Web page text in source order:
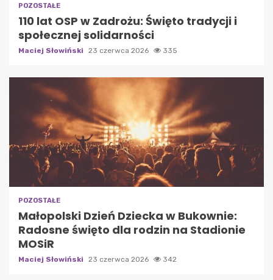
POZOSTAŁE
110 lat OSP w Zadrożu: Święto tradycji i
społecznej solidarności
Maciej Słowiński 23 czerwca 2026 335
POZOSTAŁE
Małopolski Dzień Dziecka w Bukownie:
Radosne święto dla rodzin na Stadionie
MOSiR
Maciej Słowiński 23 czerwca 2026 342